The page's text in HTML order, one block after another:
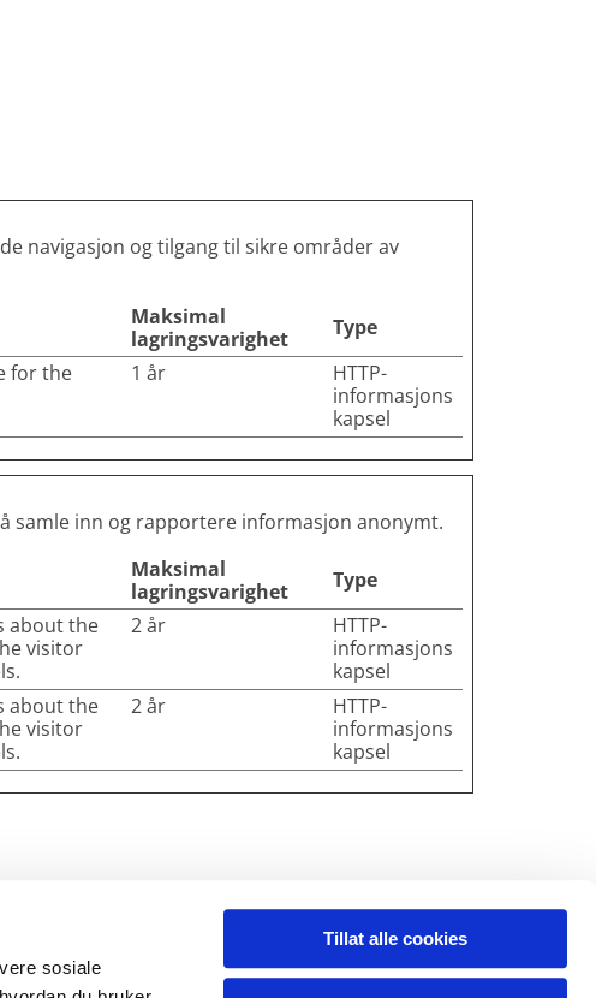
sosiale
Tillat alle cookies
navigasjon og tilgang til sikre områder av
Maksimal
lagringsvarighet
Type
for the
1 år
HTTP-
informasjons
kapsel
samle inn og rapportere informasjon anonymt.
Maksimal
lagringsvarighet
Type
about the
visitor
2 år
HTTP-
informasjons
kapsel
about the
visitor
2 år
HTTP-
informasjons
kapsel